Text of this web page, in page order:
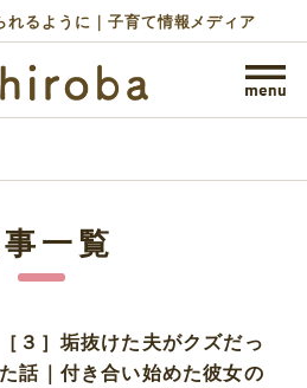
れるように｜子育て情報メディア
一覧
［３］垢抜けた夫がクズだっ
た話｜付き合い始めた彼女の